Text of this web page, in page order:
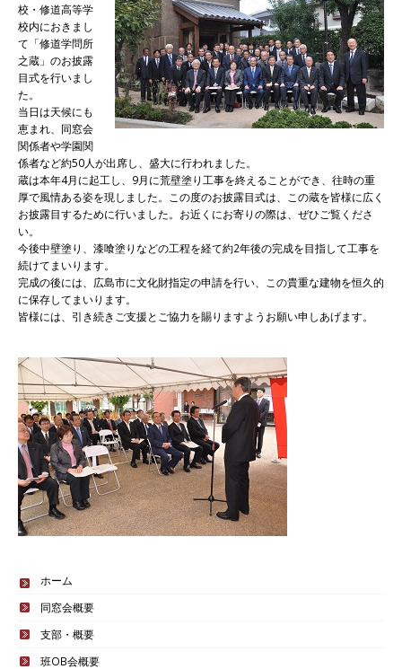
校・修道高等学
校内におきまし
て「修道学問所
之蔵」のお披露
目式を行いまし
た。
当日は天候にも
恵まれ、同窓会
関係者や学園関
係者など約50人が出席し、盛大に行われました。
蔵は本年4月に起工し、9月に荒壁塗り工事を終えることができ、往時の重
厚で風情ある姿を現しました。この度のお披露目式は、この蔵を皆様に広く
お披露目するために行いました。お近くにお寄りの際は、ぜひご覧くださ
い。
今後中壁塗り、漆喰塗りなどの工程を経て約2年後の完成を目指して工事を
続けてまいります。
完成の後には、広島市に文化財指定の申請を行い、この貴重な建物を恒久的
に保存してまいります。
皆様には、引き続きご支援とご協力を賜りますようお願い申しあげます。
ホーム
同窓会概要
支部・概要
班OB会概要